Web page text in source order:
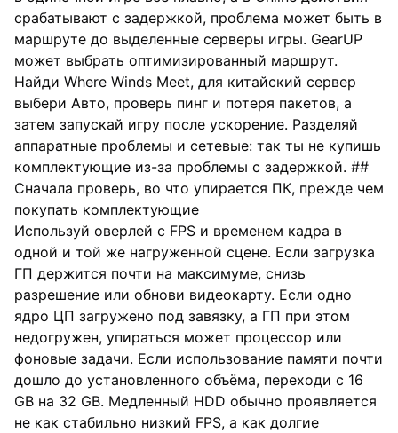
срабатывают с задержкой, проблема может быть в
маршруте до выделенные серверы игры. GearUP
может выбрать оптимизированный маршрут.
Найди Where Winds Meet, для китайский сервер
выбери Авто, проверь пинг и потеря пакетов, а
затем запускай игру после ускорение. Разделяй
аппаратные проблемы и сетевые: так ты не купишь
комплектующие из-за проблемы с задержкой. ##
Сначала проверь, во что упирается ПК, прежде чем
покупать комплектующие
Используй оверлей с FPS и временем кадра в
одной и той же нагруженной сцене. Если загрузка
ГП держится почти на максимуме, снизь
разрешение или обнови видеокарту. Если одно
ядро ЦП загружено под завязку, а ГП при этом
недогружен, упираться может процессор или
фоновые задачи. Если использование памяти почти
дошло до установленного объёма, переходи с 16
GB на 32 GB. Медленный HDD обычно проявляется
не как стабильно низкий FPS, а как долгие